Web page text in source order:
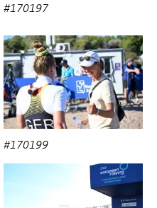
#170197
#170199